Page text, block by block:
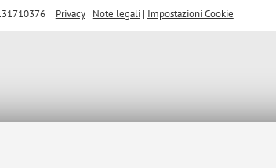
Privacy| Note legali| Impostazioni Cookie